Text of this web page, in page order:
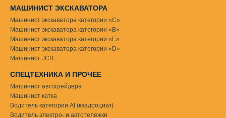
Машинист автогрейдера
Машинист катка
Водитель электро- и автотележки
Водитель категории AI (квадроцикл)
Машинист экскаватора категории «С»
Машинист экскаватора категории «В»
Машинист экскаватора категории «Е»
Машинист экскаватора категории «D»
СПЕЦТЕХНИКА И ПРОЧЕЕ
МАШИНИСТ ЭКСКАВАТОРА
Машинист JCB